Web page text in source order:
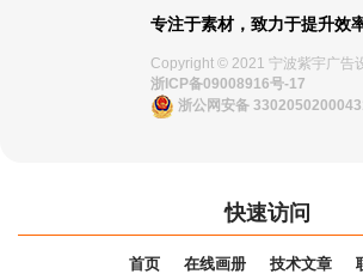
专注于素材，致力于提升效
Copyright © 2021 宁波紫宇广告
浙ICP备09008916号-17
浙公网安备
快速访问
首页 在线画册 技术文章